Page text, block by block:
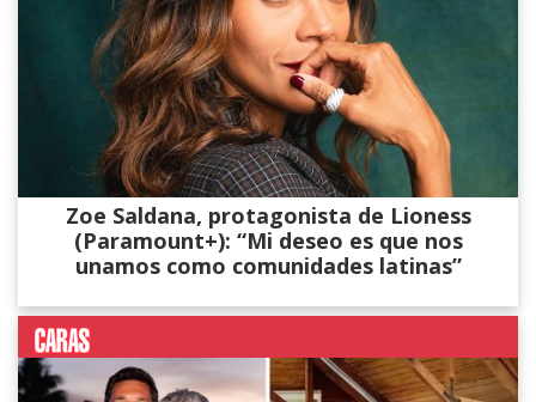
Zoe Saldana, protagonista de Lioness
(Paramount+): “Mi deseo es que nos
unamos como comunidades latinas”